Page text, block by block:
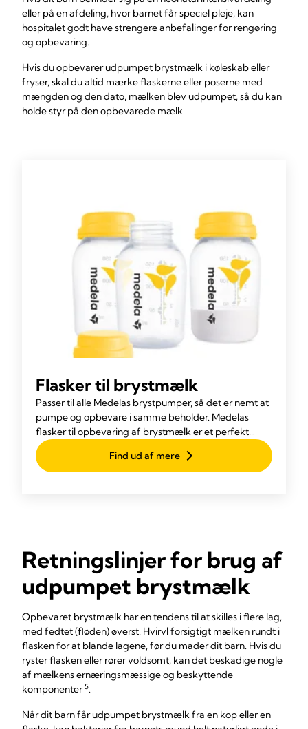
eller på en afdeling, hvor barnet får speciel pleje, kan
hospitalet godt have strengere anbefalinger for rengøring
og opbevaring.
Hvis du opbevarer udpumpet brystmælk i køleskab eller
fryser, skal du altid mærke flaskerne eller poserne med
mængden og den dato, mælken blev udpumpet, så du kan
holde styr på den opbevarede mælk.
Flasker til brystmælk
Passer til alle Medelas brystpumper, så det er nemt at
pumpe og opbevare i samme beholder. Medelas
flasker til opbevaring af brystmælk er et perfekt
supplement til din ammeoplevelse.
Find ud af mere
Retningslinjer for brug af
udpumpet brystmælk
Opbevaret brystmælk har en tendens til at skilles i flere lag,
med fedtet (fløden) øverst. Hvirvl forsigtigt mælken rundt i
flasken for at blande lagene, før du mader dit barn. Hvis du
ryster flasken eller rører voldsomt, kan det beskadige nogle
af mælkens ernæringsmæssige og beskyttende
komponenter5.
Når dit barn får udpumpet brystmælk fra en kop eller en